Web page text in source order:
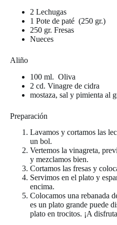
2 Lechugas
1 Pote de paté (250 gr.)
250 gr. Fresas
Nueces
Aliño
100 ml. Oliva
2 cd. Vinagre de cidra
mostaza, sal y pimienta al
Preparación
Lavamos y cortamos las
un bol.
Vertemos la vinagreta,
y mezclamos bien.
Cortamos las fresas y
Servimos en el plato y
encima.
Colocamos una rebanada
es un plato grande puede
plato en trocitos. ¡A